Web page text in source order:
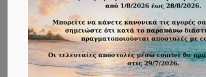
Αναζήτηση